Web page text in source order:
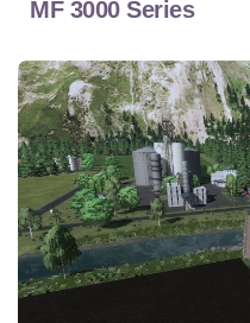
MF 3000 Series